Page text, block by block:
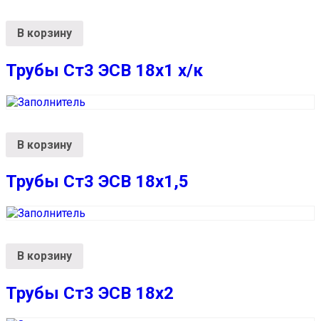
В корзину
Трубы Ст3 ЭСВ 18х1 х/к
В корзину
Трубы Ст3 ЭСВ 18х1,5
В корзину
Трубы Ст3 ЭСВ 18х2